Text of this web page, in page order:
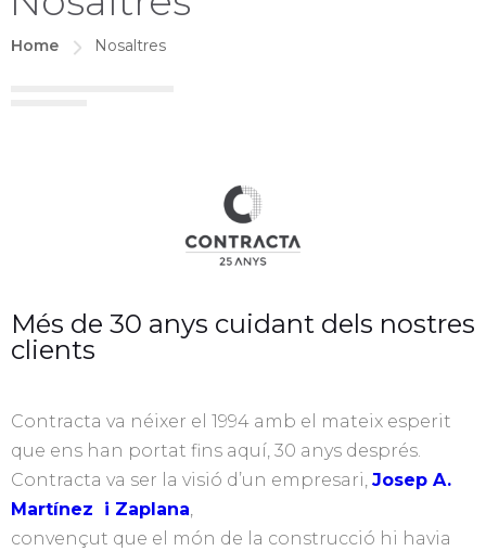
Home Nosaltres
Més de 30 anys cuidant dels nostres
clients
Contracta va néixer el 1994 amb el mateix esperit
que ens han portat fins aquí, 30 anys després.
Contracta va ser la visió d’un empresari, Josep A.
Martínez i Zaplana,
convençut que el món de la construcció hi havia